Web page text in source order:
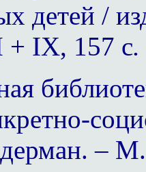
детей /
+ IX, 157 с.
–